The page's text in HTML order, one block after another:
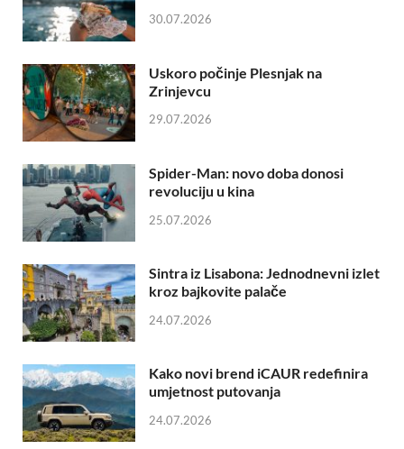
30.07.2026
Uskoro počinje Plesnjak na
Zrinjevcu
29.07.2026
Spider-Man: novo doba donosi
revoluciju u kina
25.07.2026
Sintra iz Lisabona: Jednodnevni izlet
kroz bajkovite palače
24.07.2026
Kako novi brend iCAUR redefinira
umjetnost putovanja
24.07.2026